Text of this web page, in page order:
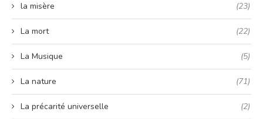
la misère (23)
La mort (22)
La Musique (5)
La nature (71)
La précarité universelle (2)